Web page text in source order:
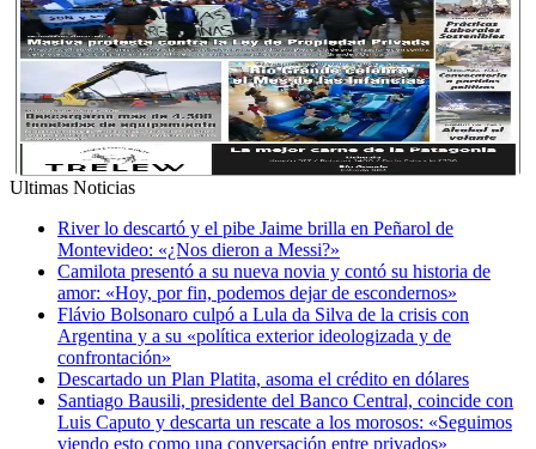
Ultimas Noticias
River lo descartó y el pibe Jaime brilla en Peñarol de
Montevideo: «¿Nos dieron a Messi?»
Camilota presentó a su nueva novia y contó su historia de
amor: «Hoy, por fin, podemos dejar de escondernos»
Flávio Bolsonaro culpó a Lula da Silva de la crisis con
Argentina y a su «política exterior ideologizada y de
confrontación»
Descartado un Plan Platita, asoma el crédito en dólares
Santiago Bausili, presidente del Banco Central, coincide con
Luis Caputo y descarta un rescate a los morosos: «Seguimos
viendo esto como una conversación entre privados»